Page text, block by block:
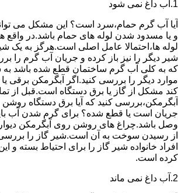
1.آب داغ نمی شود
آیا آب گرم حمام،سرد است؟ این مشکل می
و یا مسدود شدن لوله های حمام باشد.در واقع
لوله ها،احتمالا عامل اصلی است.هرگز به یک
شیر دیگر را نیز باز کرده و جریان آب گرم را
که به کلی آب گرم ساختمان قطع شده باشد به
موارد دیگر را بررسی کنید.اگر آبگرمکن برقی
کند مشکل از گاز یا برق دستگاه است.قبل از
آبگرمکن،بررسی کنید که آیا برق دستگاه روشن
جریان است یا قطع شده؟ برای گرم شدن آب
وصل باشد.چراغ های روشن روی آبگرمکن
از رسیدن سوخت به آن است.شیر گاز را بررسی
افراد خانواده شیر گاز را برای احتیاط بسته
کرده است.
2.آب داغ نمی ماند